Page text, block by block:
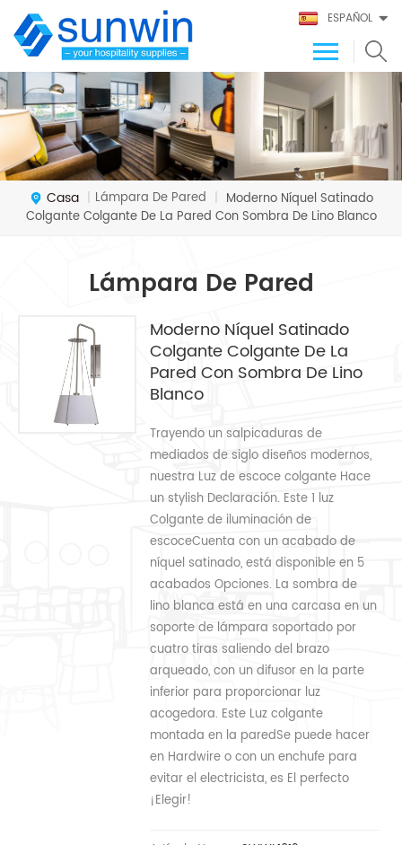
ESPAÑOL
Casa | Lámpara De Pared | Moderno Níquel Satinado
Colgante Colgante De La Pared Con Sombra De Lino Blanco
Lámpara De Pared
Moderno Níquel Satinado
Colgante Colgante De La
Pared Con Sombra De Lino
Blanco
Trayendo un salpicaduras de
mediados de siglo diseños modernos,
nuestra Luz de escoce colgante Hace
un stylish Declaración. Este 1 luz
Colgante de iluminación de
escoceCuenta con un acabado de
níquel satinado, está disponible en 5
acabados Opciones. La sombra de
lino blanca está en una carcasa en un
soporte de lámpara soportado por
cuatro tiras saliendo del brazo
arqueado, con un difusor en la parte
inferior para proporcionar luz
acogedora. Este Luz colgante
montada en la paredSe puede hacer
en Hardwire o con un enchufe para
evitar el electricista, es El perfecto
¡Elegir!